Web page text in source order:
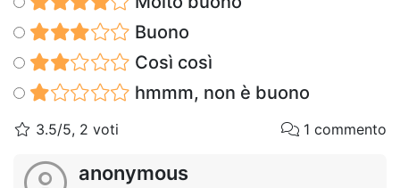
Buono
Così così
hmmm, non è buono
3.5/5, 2 voti 1 commento
anonymous